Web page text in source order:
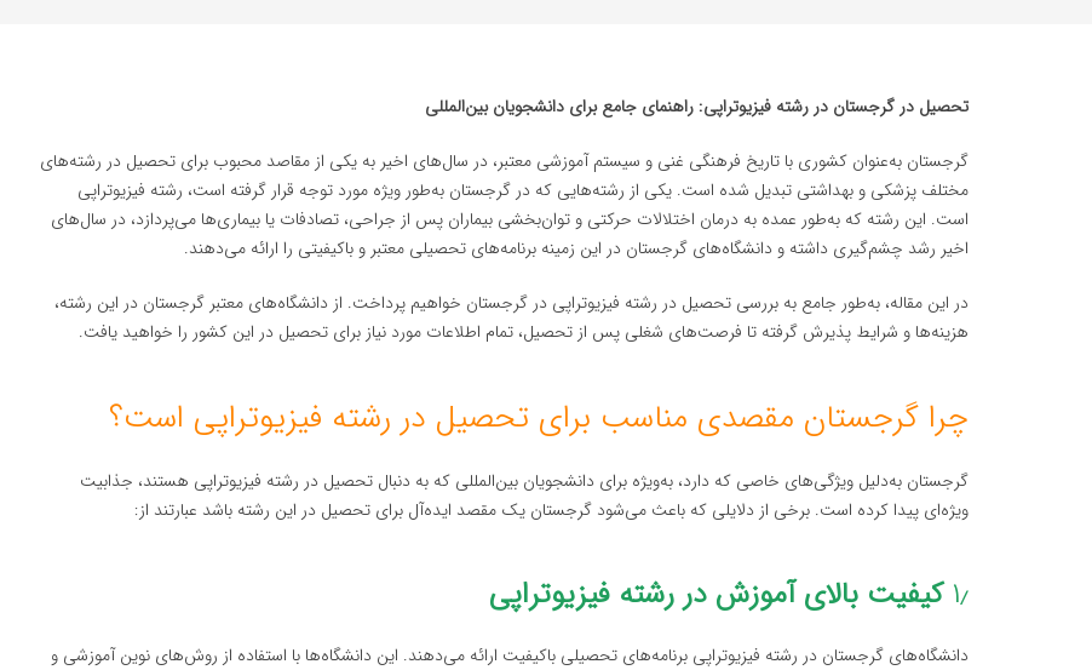
تحصیل در گرجستان در رشته فیزیوتراپی: راهنمای جامع برای دانشجویان بین‌المللی
گرجستان به‌عنوان کشوری با تاریخ فرهنگی غنی و سیستم آموزشی معتبر، در سال‌های اخیر به یکی از مقاصد محبوب برای تحصیل در رشته‌های
مختلف پزشکی و بهداشتی تبدیل شده است. یکی از رشته‌هایی که در گرجستان به‌طور ویژه مورد توجه قرار گرفته است، رشته فیزیوتراپی
است. این رشته که به‌طور عمده به درمان اختلالات حرکتی و توان‌بخشی بیماران پس از جراحی، تصادفات یا بیماری‌ها می‌پردازد، در سال‌های
اخیر رشد چشم‌گیری داشته و دانشگاه‌های گرجستان در این زمینه برنامه‌های تحصیلی معتبر و باکیفیتی را ارائه می‌دهند.
در این مقاله، به‌طور جامع به بررسی تحصیل در رشته فیزیوتراپی در گرجستان خواهیم پرداخت. از دانشگاه‌های معتبر گرجستان در این رشته،
هزینه‌ها و شرایط پذیرش گرفته تا فرصت‌های شغلی پس از تحصیل، تمام اطلاعات مورد نیاز برای تحصیل در این کشور را خواهید یافت.
چرا گرجستان مقصدی مناسب برای تحصیل در رشته فیزیوتراپی است؟
گرجستان به‌دلیل ویژگی‌های خاصی که دارد، به‌ویژه برای دانشجویان بین‌المللی که به دنبال تحصیل در رشته فیزیوتراپی هستند، جذابیت
ویژه‌ای پیدا کرده است. برخی از دلایلی که باعث می‌شود گرجستان یک مقصد ایده‌آل برای تحصیل در این رشته باشد عبارتند از:
۱٫ کیفیت بالای آموزش در رشته فیزیوتراپی
دانشگاه‌های گرجستان در رشته فیزیوتراپی برنامه‌های تحصیلی باکیفیت ارائه می‌دهند. این دانشگاه‌ها با استفاده از روش‌های نوین آموزشی و